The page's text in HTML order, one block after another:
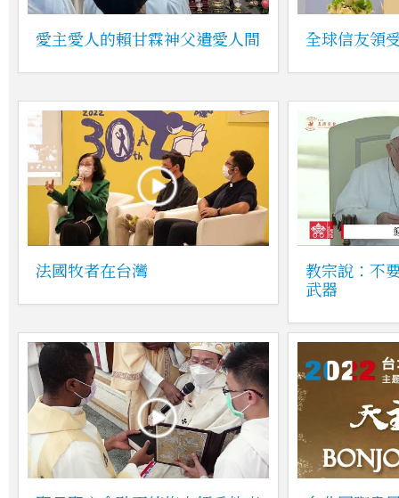
愛主愛人的賴甘霖神父遺愛人間 全球信友領
法國牧者在台灣
教宗說：不
武器